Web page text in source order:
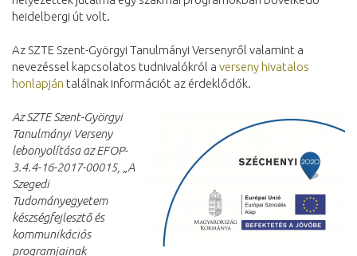
heidelbergi út volt.
Az SZTE Szent-Györgyi Tanulmányi Versenyről valamint a
nevezéssel kapcsolatos tudnivalókról a verseny hivatalos
honlapján találnak információt az érdeklődők.
Az SZTE Szent-Györgyi
Tanulmányi Verseny
lebonyolítása az EFOP-
3.4.4-16-2017-00015, „A
Szegedi
Tudományegyetem
készségfejlesztő és
kommunikációs
programjainak